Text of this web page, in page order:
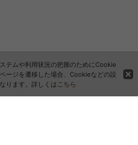
テムや利用状況の把握のためにCookie
ージを遷移した場合、Cookieなどの設
ります。詳しくはこちら